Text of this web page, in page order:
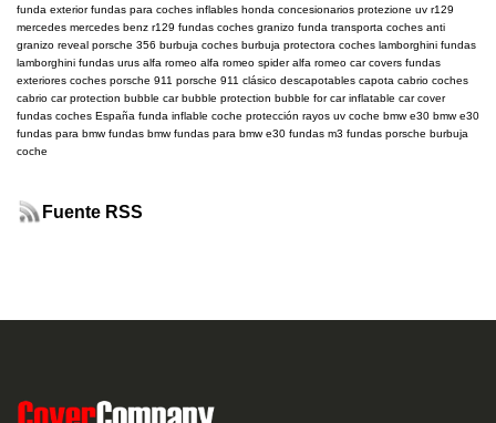
funda exterior fundas para coches inflables honda concesionarios protezione uv r129
mercedes mercedes benz r129 fundas coches granizo funda transporta coches anti
granizo reveal porsche 356 burbuja coches burbuja protectora coches lamborghini fundas
lamborghini fundas urus alfa romeo alfa romeo spider alfa romeo car covers fundas
exteriores coches porsche 911 porsche 911 clásico descapotables capota cabrio coches
cabrio car protection bubble car bubble protection bubble for car inflatable car cover
fundas coches España funda inflable coche protección rayos uv coche bmw e30 bmw e30
fundas para bmw fundas bmw fundas para bmw e30 fundas m3 fundas porsche burbuja
coche
Fuente RSS